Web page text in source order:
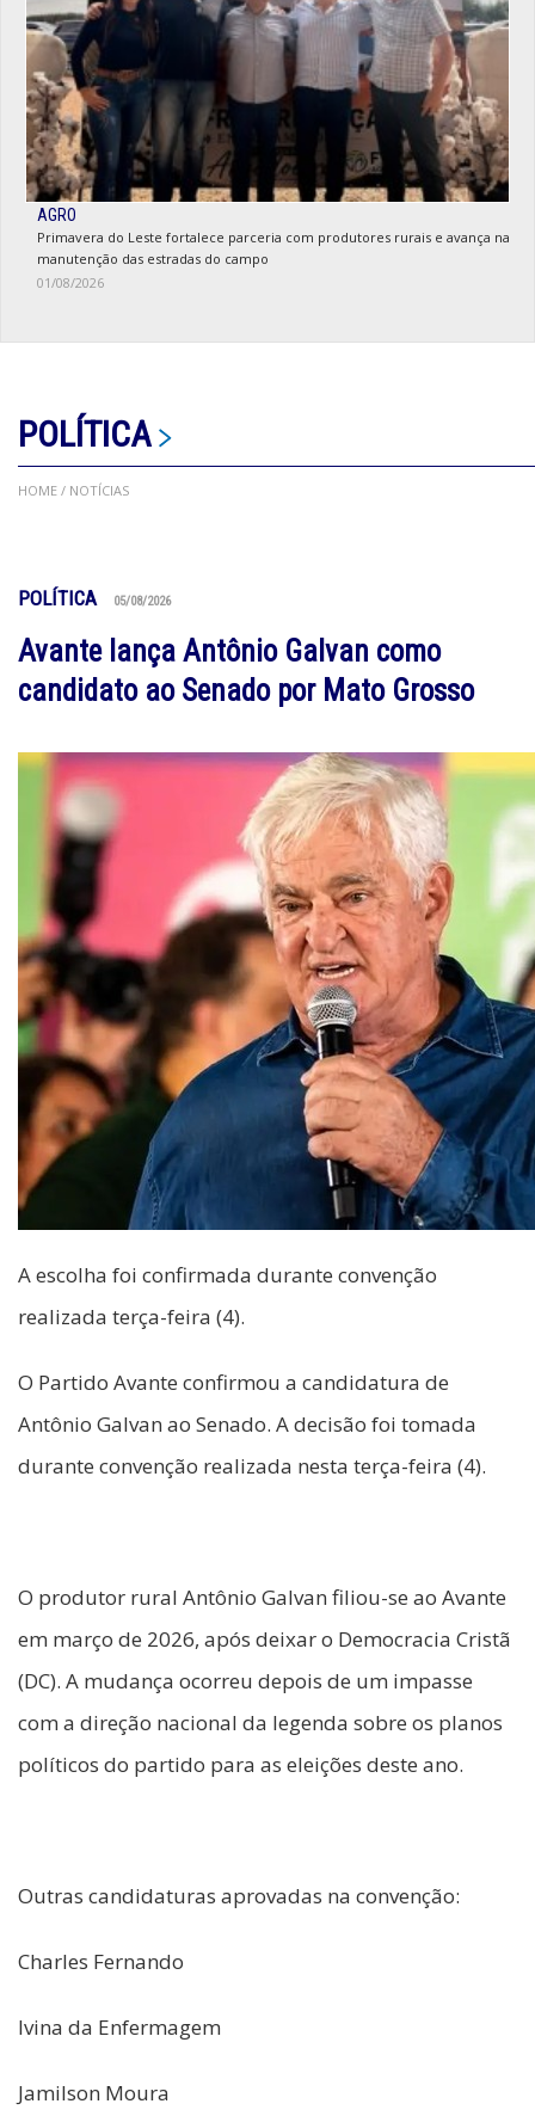
AGRO
Primavera do Leste fortalece parceria com produtores rurais e avança na
manutenção das estradas do campo
01/08/2026
POLÍTICA
HOME / NOTÍCIAS
POLÍTICA 05/08/2026
Avante lança Antônio Galvan como
candidato ao Senado por Mato Grosso
A escolha foi confirmada durante convenção
realizada terça-feira (4).
O Partido Avante confirmou a candidatura de
Antônio Galvan ao Senado. A decisão foi tomada
durante convenção realizada nesta terça-feira (4).
O produtor rural Antônio Galvan filiou-se ao Avante
em março de 2026, após deixar o Democracia Cristã
(DC). A mudança ocorreu depois de um impasse
com a direção nacional da legenda sobre os planos
políticos do partido para as eleições deste ano.
Outras candidaturas aprovadas na convenção:
Charles Fernando
Ivina da Enfermagem
Jamilson Moura